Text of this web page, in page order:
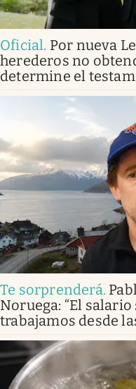
Oficial. Por nueva
herederos no
determine el
Te sorprenderá.
Noruega: “El
trabajamos desde